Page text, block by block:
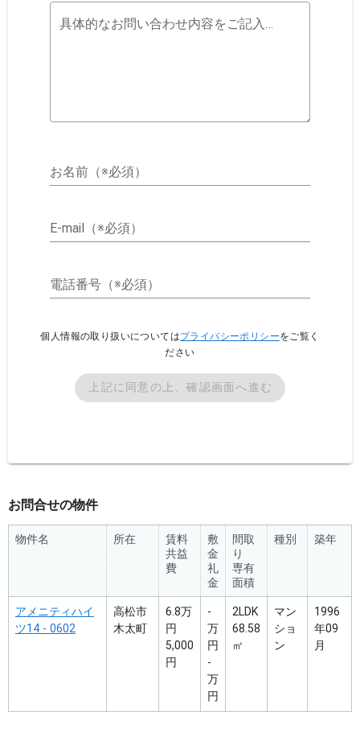
具体的なお問い合わせ内容をご記入ください。
お名前（※必須）
E-mail（※必須）
電話番号（※必須）
個人情報の取り扱いについてはプライバシーポリシーをご覧く
ださい
上記に同意の上、確認画面へ進む
お問合せの物件
物件名 所在
賃料
共益
費
敷
金
礼
金
間取
り
専有
面積
種別 築年
アメニティハイ
ツ14 - 0602
高松市
木太町
6.8万
円
5,000
円
-
万
円
-
万
円
2LDK
68.58
㎡
マン
ショ
ン
1996
年09
月